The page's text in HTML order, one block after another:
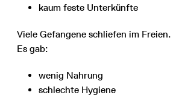
kaum feste Unterkünfte
Viele Gefangene schliefen im Freien.
Es gab:
wenig Nahrung
schlechte Hygiene